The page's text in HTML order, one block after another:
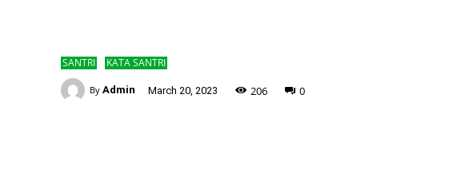
SANTRI KATA SANTRI
By Admin March 20, 2023 206 0